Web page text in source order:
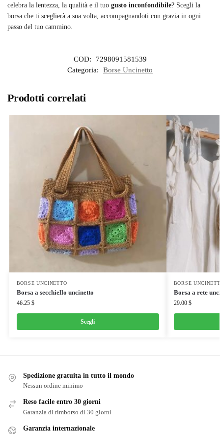
celebra la lentezza, la qualità e il tuo gusto inconfondibile? Scegli la
borsa che ti sceglierà a sua volta, accompagnandoti con grazia in ogni
passo del tuo cammino.
COD:
7298091581539
Categoria:
Borse Uncinetto
Prodotti correlati
BORSE UNCINETTO
Borsa a secchiello uncinetto
46.25 $
Scegli
BORSE
Borsa a rete
29.00 $
Spedizione gratuita in tutto il mondo
Nessun ordine minimo
Reso facile entro 30 giorni
Garanzia di rimborso di 30 giorni
Garanzia internazionale